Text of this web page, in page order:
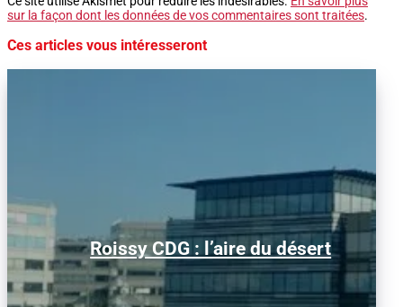
sur la façon dont les données de vos commentaires sont traitées.
Ces articles vous intéresseront
Roissy CDG : l’aire du désert
Alors que le trafic aérien a retrouvé son
niveau d’avant la pandémie, les
conditions d’obtention...